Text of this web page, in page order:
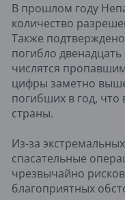
В прошлом году
количество
Также
погибло
числятся
цифры заметно
погибших в год, что
страны.
Из-за
спасательные
чрезвычайно
благоприятных